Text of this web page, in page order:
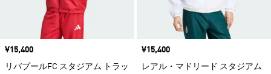
価格
¥15,400
リバプールFC スタジアム トラッ
価格
¥15,400
レアル・マドリード スタジアム